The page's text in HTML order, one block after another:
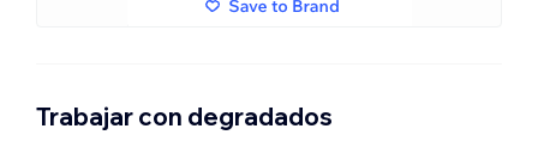
Trabajar con degradados